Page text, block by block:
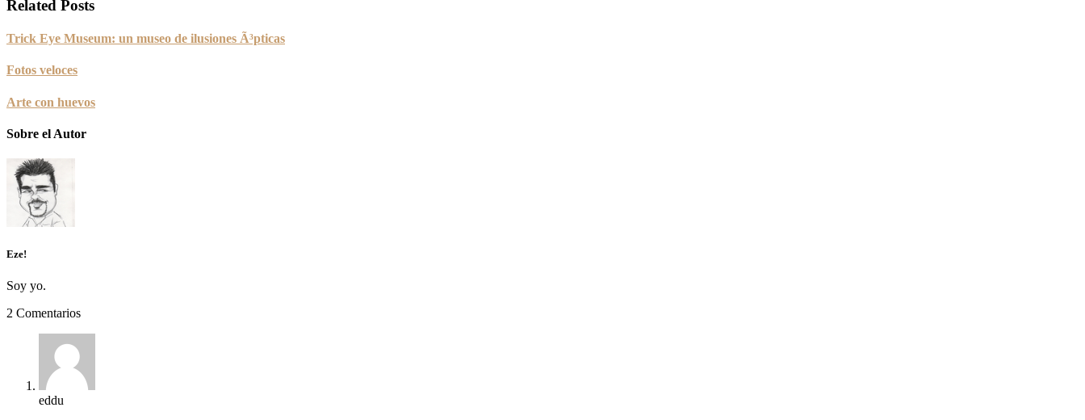
Related Posts
Trick Eye Museum: un museo de ilusiones Ã³pticas
Fotos veloces
Arte con huevos
Sobre el Autor
Eze!
Soy yo.
2 Comentarios
eddu